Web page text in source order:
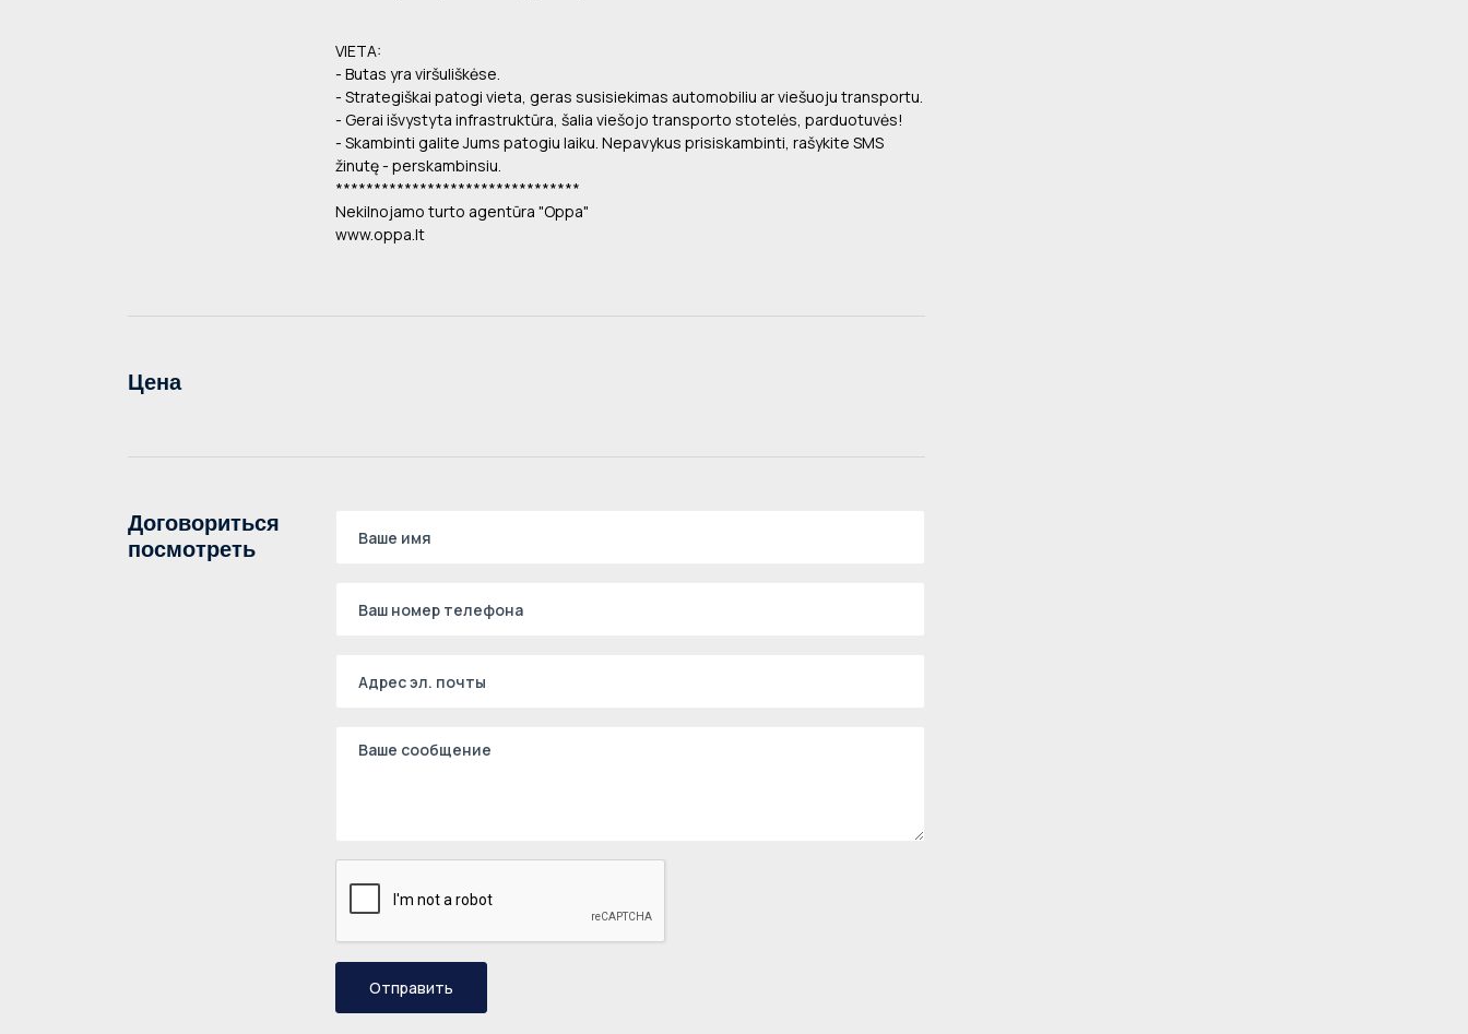
VIETA:
- Butas yra viršuliškėse.
- Strategiškai patogi vieta, geras susisiekimas automobiliu ar viešuoju transportu.
- Gerai išvystyta infrastruktūra, šalia viešojo transporto stotelės, parduotuvės!
- Skambinti galite Jums patogiu laiku. Nepavykus prisiskambinti, rašykite SMS
žinutę - perskambinsiu.
********************************
Nekilnojamo turto agentūra "Oppa"
www.oppa.lt
Цена
Договориться
посмотреть
Отправить